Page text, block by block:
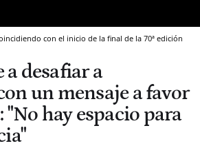
con el inicio de la final de la 70ª edición
a desafiar a
un mensaje a favor
"No hay espacio para